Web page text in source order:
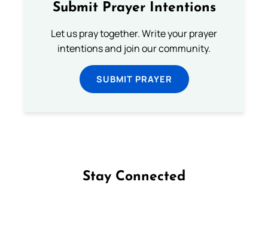
Submit Prayer Intentions
Let us pray together. Write your prayer
intentions and join our community.
SUBMIT PRAYER
Stay Connected